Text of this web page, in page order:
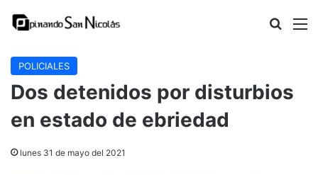
Buscar
POLICIALES
Dos detenidos por disturbios
en estado de ebriedad
lunes 31 de mayo del 2021